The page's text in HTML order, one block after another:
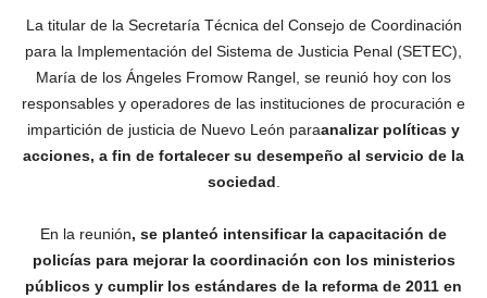
La titular de la Secretaría Técnica del Consejo de Coordinación
para la Implementación del Sistema de Justicia Penal (SETEC),
María de los Ángeles Fromow Rangel, se reunió hoy con los
responsables y operadores de las instituciones de procuración e
impartición de justicia de Nuevo León paraanalizar políticas y
acciones, a fin de fortalecer su desempeño al servicio de la
sociedad
En la reunión, se planteó intensificar la capacitación de
policías para mejorar la coordinación con los ministerios
públicos y cumplir los estándares de la reforma de 2011 en